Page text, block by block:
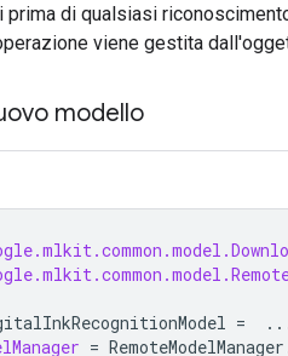
prima di qualsiasi
viene gestita
modello
=
= RemoteModelManager